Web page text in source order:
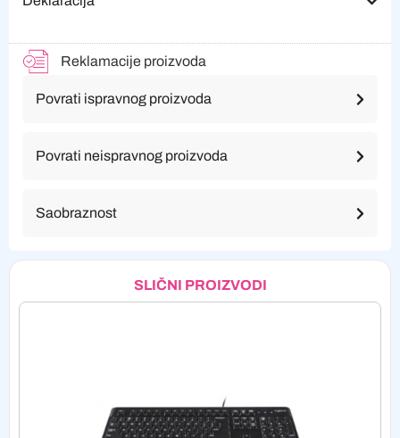
Reklamacije proizvoda
Povrati ispravnog proizvoda
Povrati neispravnog proizvoda
Saobraznost
SLIČNI PROIZVODI